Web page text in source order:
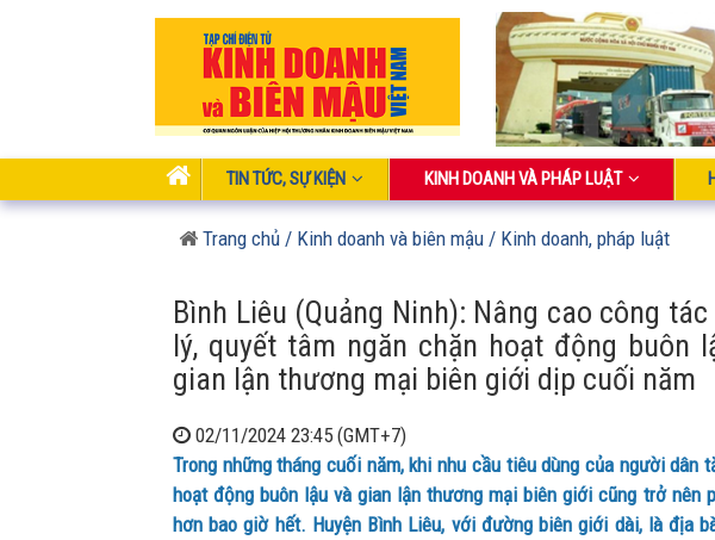
TIN TỨC, SỰ KIỆN KINH DOANH VÀ PHÁP LUẬT
Trang chủ / Kinh doanh và biên mậu / Kinh doanh, pháp luật
Bình Liêu (Quảng Ninh): Nâng cao công tác
lý, quyết tâm ngăn chặn hoạt động buôn
gian lận thương mại biên giới dịp cuối năm
02/11/2024 23:45 (GMT+7)
Trong những tháng cuối năm, khi nhu cầu tiêu dùng của người dân
hoạt động buôn lậu và gian lận thương mại biên giới cũng trở nên
hơn bao giờ hết. Huyện Bình Liêu, với đường biên giới dài, là địa